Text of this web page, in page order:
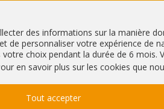
des informations sur la manière
personnaliser votre expérience de
choix pendant la durée de 6
en savoir plus sur les cookies que
Tout accepter
QHSE RSE